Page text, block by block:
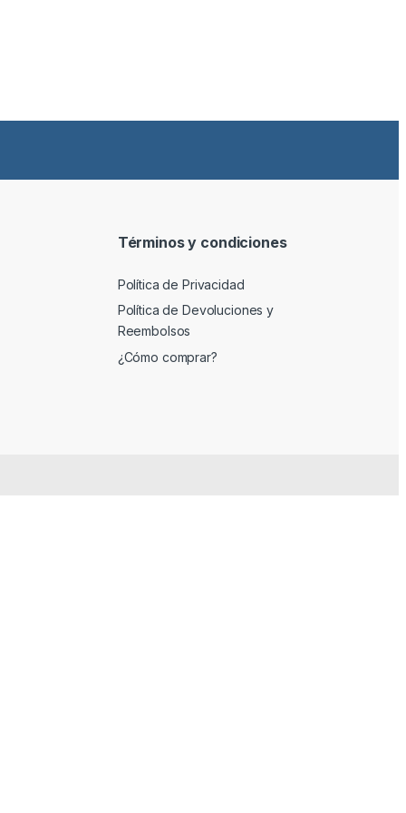
Términos y condiciones
Política de Privacidad
Política de Devoluciones y
Reembolsos
¿Cómo comprar?